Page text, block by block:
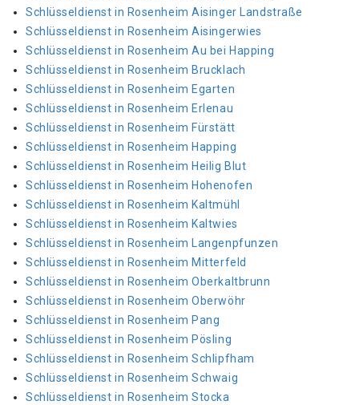
Schlüsseldienst in Rosenheim Aisinger Landstraße
Schlüsseldienst in Rosenheim Aisingerwies
Schlüsseldienst in Rosenheim Au bei Happing
Schlüsseldienst in Rosenheim Brucklach
Schlüsseldienst in Rosenheim Egarten
Schlüsseldienst in Rosenheim Erlenau
Schlüsseldienst in Rosenheim Fürstätt
Schlüsseldienst in Rosenheim Happing
Schlüsseldienst in Rosenheim Heilig Blut
Schlüsseldienst in Rosenheim Hohenofen
Schlüsseldienst in Rosenheim Kaltmühl
Schlüsseldienst in Rosenheim Kaltwies
Schlüsseldienst in Rosenheim Langenpfunzen
Schlüsseldienst in Rosenheim Mitterfeld
Schlüsseldienst in Rosenheim Oberkaltbrunn
Schlüsseldienst in Rosenheim Oberwöhr
Schlüsseldienst in Rosenheim Pang
Schlüsseldienst in Rosenheim Pösling
Schlüsseldienst in Rosenheim Schlipfham
Schlüsseldienst in Rosenheim Schwaig
Schlüsseldienst in Rosenheim Stocka